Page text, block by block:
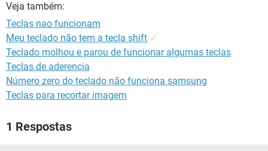
Veja também:
Teclas nao funcionam
Meu teclado não tem a tecla shift ✓
Teclado molhou e parou de funcionar algumas teclas
Teclas de aderencia
Número zero do teclado não funciona samsung
Teclas para recortar imagem
1 Respostas